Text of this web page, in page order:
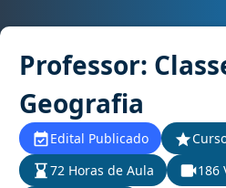
Professor:
Geografia
Edital Publicado
72 Horas de Aula
186